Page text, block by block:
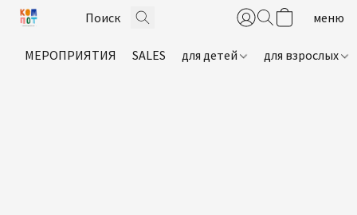
МЕРОПРИЯТИЯ SALES для детей для взрослых